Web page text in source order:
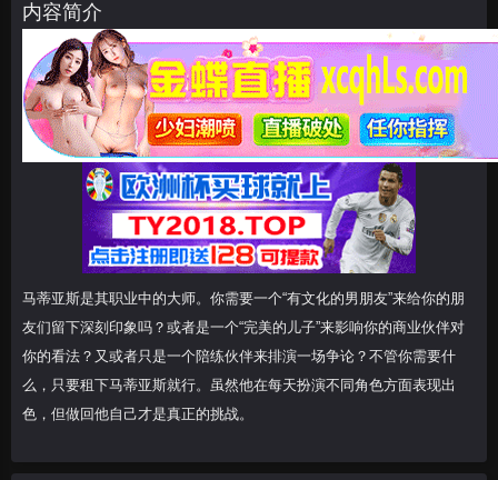
内容简介
马蒂亚斯是其职业中的大师。你需要一个“有文化的男朋友”来给你的朋
友们留下深刻印象吗？或者是一个“完美的儿子”来影响你的商业伙伴对
你的看法？又或者只是一个陪练伙伴来排演一场争论？不管你需要什
么，只要租下马蒂亚斯就行。虽然他在每天扮演不同角色方面表现出
色，但做回他自己才是真正的挑战。